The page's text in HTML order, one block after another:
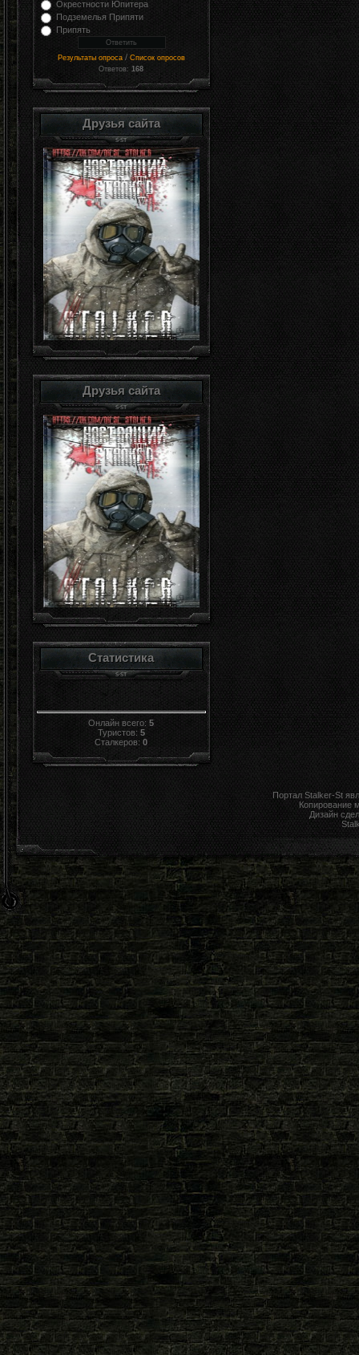
Окрестности Юпитера
Подземелья Припяти
Припять
Результаты опроса / Список опросов
Ответов:168
Друзья сайта
Друзья сайта
Статистика
Онлайн всего:5
Туристов: 5
Сталкеров:0
Портал Stalker-St
Копирование
Дизайн